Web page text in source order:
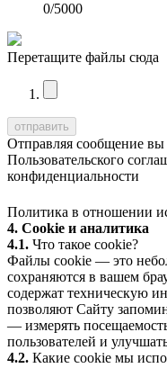
0/5000
Перетащите файлы сюда
Отправляя сообщение
Пользовательского
конфиденциальности
Политика в отношении
4. Cookie и аналитика
4.1. Что такое cookie?
Файлы cookie — это
сохраняются в вашем
содержат техническую
позволяют Сайту
— измерять
пользователей и
4.2. Какие cookie мы